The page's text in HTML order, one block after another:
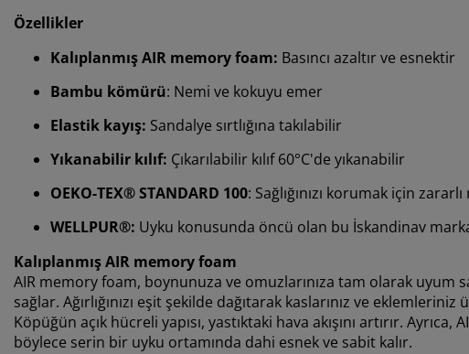
Özellikler
Kalıplanmış AIR memory foam: Basıncı azaltır ve esnektir
Bambu kömürü: Nemi ve kokuyu emer
Elastik kayış: Sandalye sırtlığına takılabilir
Yıkanabilir kılıf: Çıkarılabilir kılıf 60°C'de yıkanabilir
OEKO-TEX® STANDARD 100: Sağlığınızı korumak için
WELLPUR®: Uyku konusunda öncü olan bu İskandinav
Kalıplanmış AIR memory foam
AIR memory foam, boynunuza ve omuzlarınıza tam olarak uyum
sağlar. Ağırlığınızı eşit şekilde dağıtarak kaslarınız ve
Köpüğün açık hücreli yapısı, yastıktaki hava akışını artırır.
böylece serin bir uyku ortamında dahi esnek ve sabit kalır.